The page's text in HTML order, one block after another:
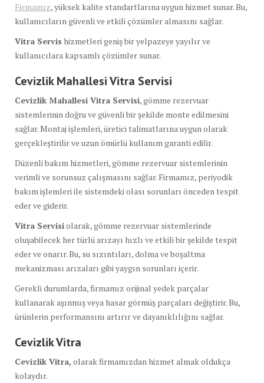
Firmamız, yüksek kalite standartlarına uygun hizmet sunar. Bu,
kullanıcıların güvenli ve etkili çözümler almasını sağlar.
Vitra Servis hizmetleri geniş bir yelpazeye yayılır ve
kullanıcılara kapsamlı çözümler sunar.
Cevizlik Mahallesi Vitra Servisi
Cevizlik Mahallesi Vitra Servisi, gömme rezervuar
sistemlerinin doğru ve güvenli bir şekilde monte edilmesini
sağlar. Montaj işlemleri, üretici talimatlarına uygun olarak
gerçekleştirilir ve uzun ömürlü kullanım garanti edilir.
Düzenli bakım hizmetleri, gömme rezervuar sistemlerinin
verimli ve sorunsuz çalışmasını sağlar. Firmamız, periyodik
bakım işlemleri ile sistemdeki olası sorunları önceden tespit
eder ve giderir.
Vitra Servisiolarak, gömme rezervuar sistemlerinde
oluşabilecek her türlü arızayı hızlı ve etkili bir şekilde tespit
eder ve onarır. Bu, su sızıntıları, dolma ve boşaltma
mekanizması arızaları gibi yaygın sorunları içerir.
Gerekli durumlarda, firmamız orijinal yedek parçalar
kullanarak aşınmış veya hasar görmüş parçaları değiştirir. Bu,
ürünlerin performansını artırır ve dayanıklılığını sağlar.
Cevizlik Vitra
Cevizlik Vitra, olarak firmamızdan hizmet almak oldukça
kolaydır.